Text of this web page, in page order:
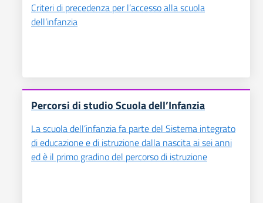
Criteri di precedenza per l’accesso alla scuola
dell’infanzia
Percorsi di studio Scuola dell’Infanzia
La scuola dell’infanzia fa parte del Sistema integrato
di educazione e di istruzione dalla nascita ai sei anni
ed è il primo gradino del percorso di istruzione